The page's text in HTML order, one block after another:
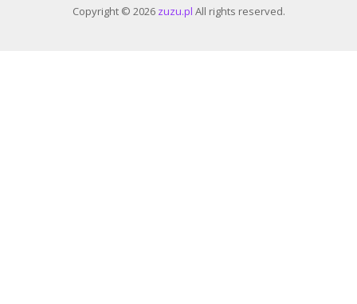
Copyright © 2026 zuzu.pl All rights reserved.